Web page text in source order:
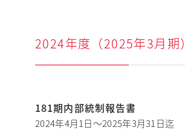
2024年度（2025年3月期）
181期内部統制報告書
2024年4月1日～2025年3月31日迄